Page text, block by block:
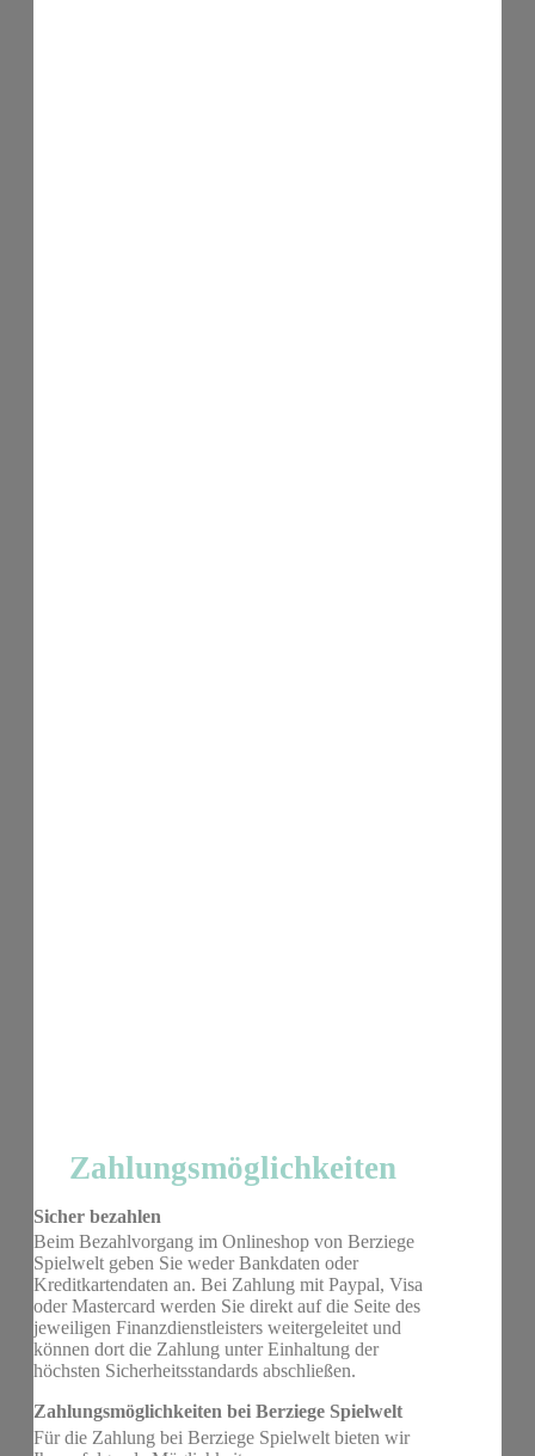
Zahlungsmöglichkeiten
Sicher bezahlen
Beim Bezahlvorgang im Onlineshop von Berziege
Spielwelt geben Sie weder Bankdaten oder
Kreditkartendaten an. Bei Zahlung mit Paypal, Visa
oder Mastercard werden Sie direkt auf die Seite des
jeweiligen Finanzdienstleisters weitergeleitet und
können dort die Zahlung unter Einhaltung der
höchsten Sicherheitsstandards abschließen.
Zahlungsmöglichkeiten bei Berziege Spielwelt
Für die Zahlung bei Berziege Spielwelt bieten wir